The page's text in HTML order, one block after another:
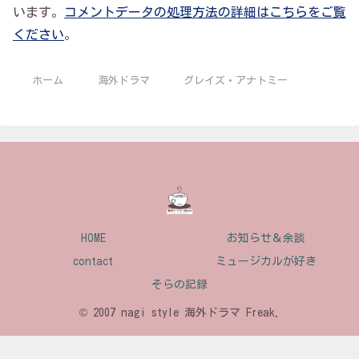
います。
コメントデータの処理方法の詳細はこちらをご覧
ください。
ホーム 海外ドラマ グレイズ・アナトミー
HOME お知らせ＆余談
contact ミュージカルが好き
そらの記録
© 2007 nagi style 海外ドラマ Freak.